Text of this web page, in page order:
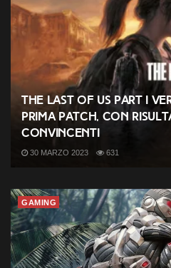
The Last of Us Part I
prima patch, con
convincenti
30 MARZO 2023 631
GAMING